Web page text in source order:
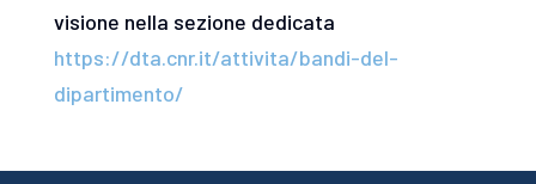
visione nella sezione dedicata
https://dta.cnr.it/attivita/bandi-del-
dipartimento/